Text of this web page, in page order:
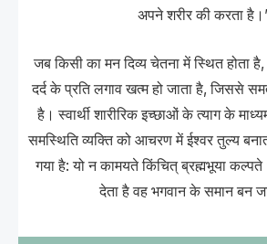
अपने शरीर की करता
जब किसी का मन दिव्य चेतना में स्थित होता
दर्द के प्रति लगाव खत्म हो जाता है, जिससे
है। स्वार्थी शारीरिक इच्छाओं के त्याग के
समस्थिति व्यक्ति को आचरण में ईश्वर तुल्य
गया है: यो न कामयते किंचित् ब्रह्मभूया कल्पते
देता है वह भगवान के समान बन